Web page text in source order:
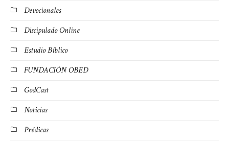
Devocionales
Discipulado Online
Estudio Bíblico
FUNDACIÓN OBED
GodCast
Noticias
Prédicas